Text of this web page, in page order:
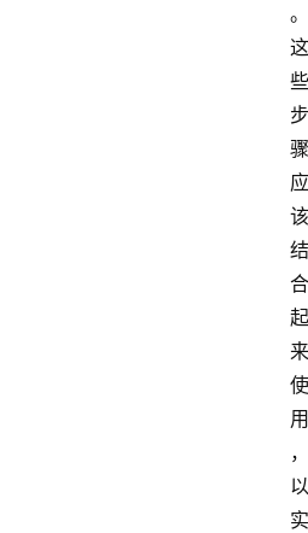
。
这
些
步
骤
应
该
结
合
起
来
使
用
，
以
实